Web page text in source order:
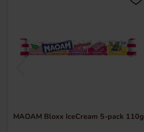
MAOAM Bloxx IceCream 5-pack 110g